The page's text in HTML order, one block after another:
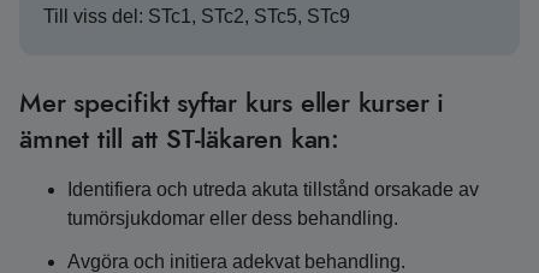
Till viss del: STc1, STc2, STc5, STc9
Mer specifikt syftar kurs eller kurser i
ämnet till att ST-läkaren kan:
Identifiera och utreda akuta tillstånd orsakade av
tumörsjukdomar eller dess behandling.
Avgöra och initiera adekvat behandling.